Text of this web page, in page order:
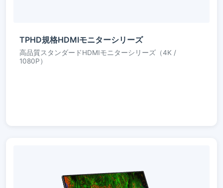
TPHD規格HDMIモニターシリーズ
高品質スタンダードHDMIモニターシリーズ（4K /
1080P）